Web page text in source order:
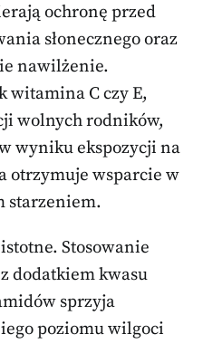
ochronę przed
słonecznego oraz
nawilżenie.
witamina C czy E,
wolnych rodników,
wyniku ekspozycji na
otrzymuje wsparcie w
starzeniem.
Stosowanie
dodatkiem kwasu
sprzyja
poziomu wilgoci